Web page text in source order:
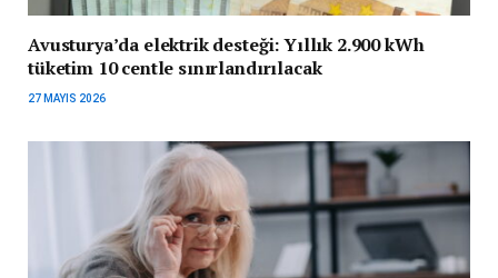
Avusturya’da elektrik desteği: Yıllık 2.900 kWh
tüketim 10 centle sınırlandırılacak
27 MAYIS 2026